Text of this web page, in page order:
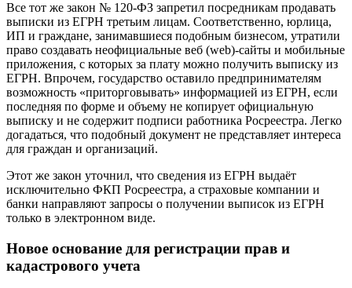
Все тот же закон № 120-ФЗ запретил посредникам продавать
выписки из ЕГРН третьим лицам. Соответственно, юрлица,
ИП и граждане, занимавшиеся подобным бизнесом, утратили
право создавать неофициальные веб (web)-сайты и мобильные
приложения, с которых за плату можно получить выписку из
ЕГРН. Впрочем, государство оставило предпринимателям
возможность «приторговывать» информацией из ЕГРН, если
последняя по форме и объему не копирует официальную
выписку и не содержит подписи работника Росреестра. Легко
догадаться, что подобный документ не представляет интереса
для граждан и организаций.
Этот же закон уточнил, что сведения из ЕГРН выдаёт
исключительно ФКП Росреестра, а страховые компании и
банки направляют запросы о получении выписок из ЕГРН
только в электронном виде.
Новое основание для регистрации прав и
кадастрового учета